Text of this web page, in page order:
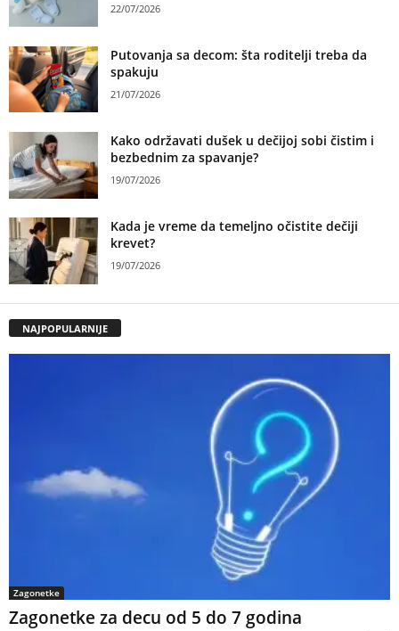
22/07/2026
Putovanja sa decom: šta roditelji treba da
spakuju
21/07/2026
Kako održavati dušek u dečijoj sobi čistim i
bezbednim za spavanje?
19/07/2026
Kada je vreme da temeljno očistite dečiji
krevet?
19/07/2026
NAJPOPULARNIJE
Zagonetke
Zagonetke za decu od 5 do 7 godina